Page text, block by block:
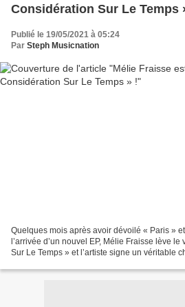
Considération Sur Le Temps
Publié le 19/05/2021 à 05:24
Par Steph Musicnation
Quelques mois après avoir dévoilé « Paris »
l’arrivée d’un nouvel EP, Mélie Fraisse lève
Sur Le Temps » et l’artiste signe un véritable